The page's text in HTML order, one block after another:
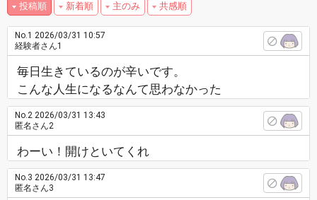
投稿順 新着順 主のみ 共感順
No.1 2026/03/31 10:57
経験者さん1
毎日生きているのが辛いです。
こんな人生になるなんて思わなかった
No.2 2026/03/31 13:43
匿名さん2
わーい！開けといてくれ
No.3 2026/03/31 13:47
匿名さん3